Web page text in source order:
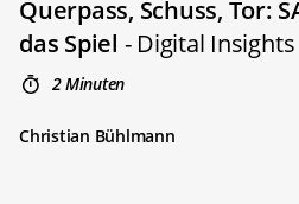
Querpass, Schuss, Tor:
das Spiel - Digital Insights
2 Minuten
Christian Bühlmann